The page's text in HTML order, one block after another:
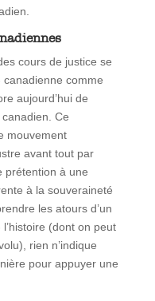
cours de justice se
canadienne comme
aujourd’hui de
Ce
mouvement
avant tout par
prétention à une
à la souveraineté
les atours d’un
(dont on peut
rien n’indique
pour appuyer une